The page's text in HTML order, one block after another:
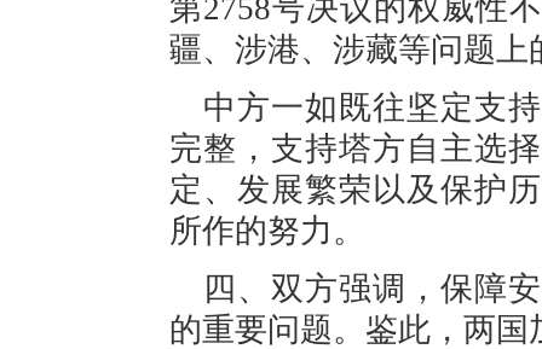
第2758号决议的权威性
疆、涉港、涉藏等问题上
中方一如既往坚定支
完整，支持塔方自主选
定、发展繁荣以及保护
所作的努力。
四、双方强调，保障
的重要问题。鉴此，两